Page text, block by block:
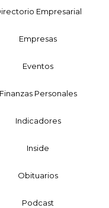
Empresarial
Empresas
Eventos
Finanzas Personales
Indicadores
Inside
Obituarios
Podcast